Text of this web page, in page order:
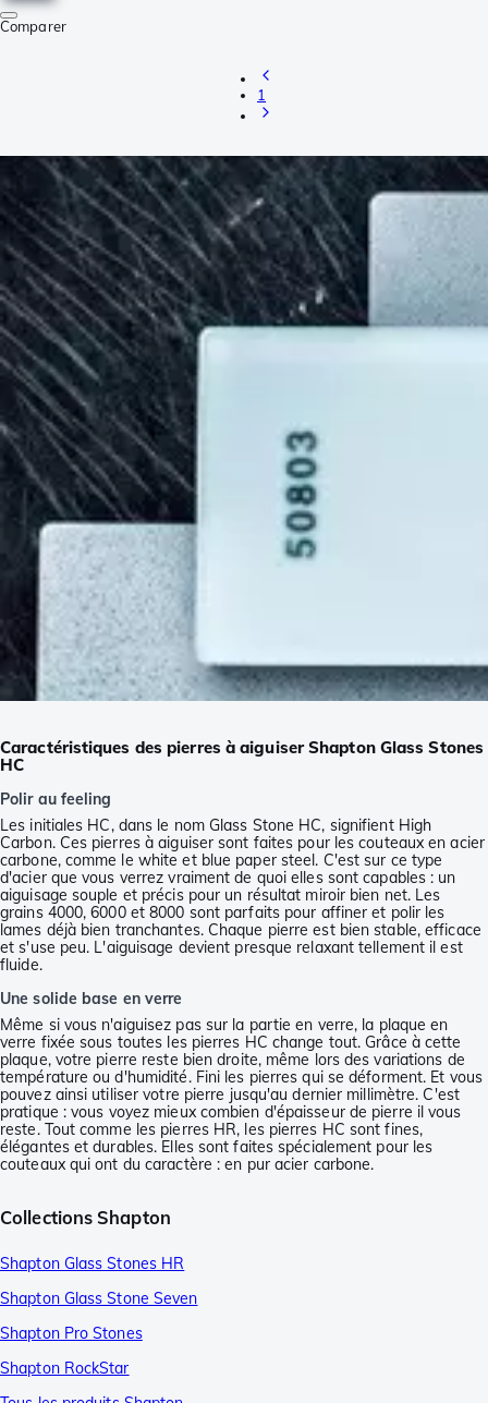
Comparer
1
Caractéristiques des pierres à aiguiser Shapton Glass Stones
HC
Polir au feeling
Les initiales HC, dans le nom Glass Stone HC, signifient High
Carbon. Ces pierres à aiguiser sont faites pour les couteaux en acier
carbone, comme le white et blue paper steel. C'est sur ce type
d'acier que vous verrez vraiment de quoi elles sont capables : un
aiguisage souple et précis pour un résultat miroir bien net. Les
grains 4000, 6000 et 8000 sont parfaits pour affiner et polir les
lames déjà bien tranchantes. Chaque pierre est bien stable, efficace
et s'use peu. L'aiguisage devient presque relaxant tellement il est
fluide.
Une solide base en verre
Même si vous n'aiguisez pas sur la partie en verre, la plaque en
verre fixée sous toutes les pierres HC change tout. Grâce à cette
plaque, votre pierre reste bien droite, même lors des variations de
température ou d'humidité. Fini les pierres qui se déforment. Et vous
pouvez ainsi utiliser votre pierre jusqu'au dernier millimètre. C'est
pratique : vous voyez mieux combien d'épaisseur de pierre il vous
reste. Tout comme les pierres HR, les pierres HC sont fines,
élégantes et durables. Elles sont faites spécialement pour les
couteaux qui ont du caractère : en pur acier carbone.
Collections Shapton
Shapton Glass Stones HR
Shapton Glass Stone Seven
Shapton Pro Stones
Shapton RockStar